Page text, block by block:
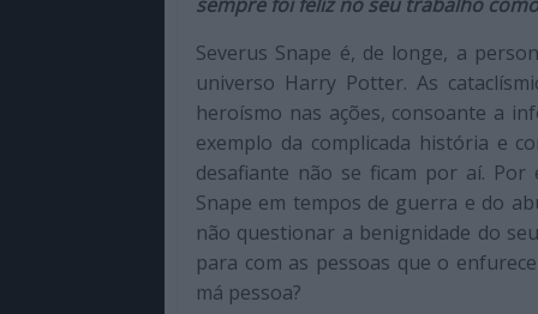
qualidade
com
enfoque
cultura
Severus Snape é, de longe, a
universo Harry Potter. As
heroísmo nas ações, consoante a
exemplo da complicada história e
desafiante não se ficam por aí. Por
Snape em tempos de guerra e do
não questionar a benignidade do
para com as pessoas que o
má pessoa?